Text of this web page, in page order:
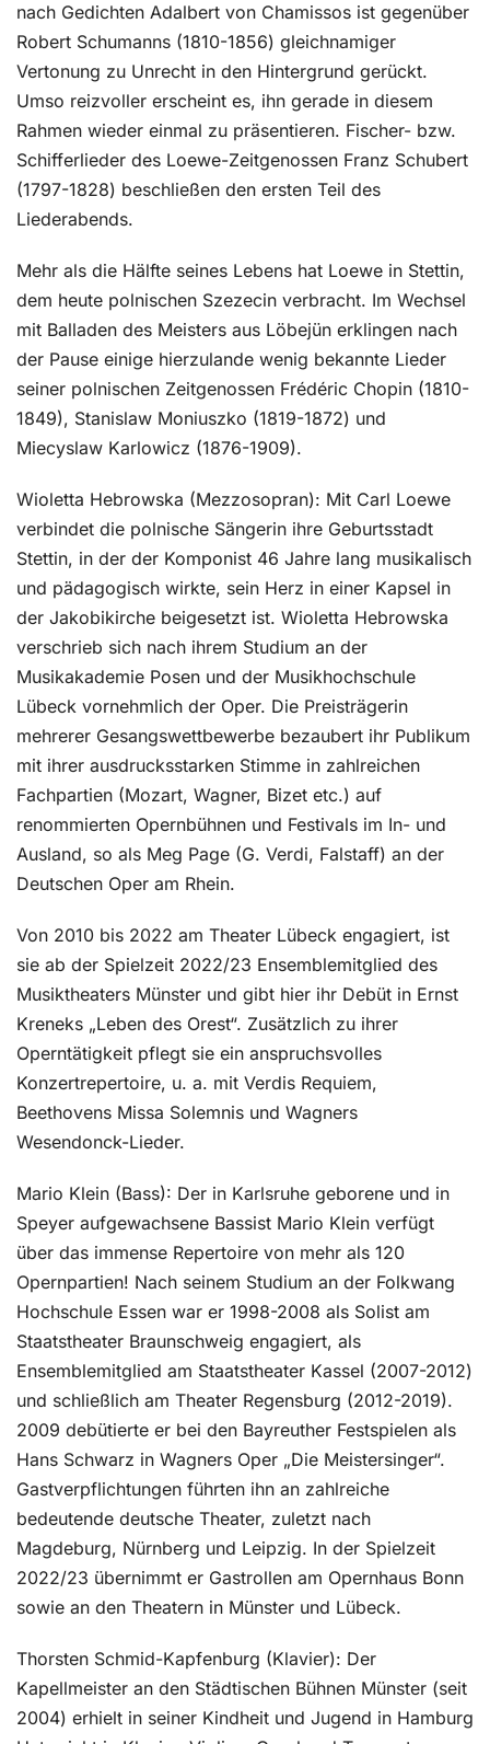
nach Gedichten Adalbert von Chamissos ist gegenüber
Robert Schumanns (1810-1856) gleichnamiger
Vertonung zu Unrecht in den Hintergrund gerückt.
Umso reizvoller erscheint es, ihn gerade in diesem
Rahmen wieder einmal zu präsentieren. Fischer- bzw.
Schifferlieder des Loewe-Zeitgenossen Franz Schubert
(1797-1828) beschließen den ersten Teil des
Liederabends.
Mehr als die Hälfte seines Lebens hat Loewe in Stettin,
dem heute polnischen Szezecin verbracht. Im Wechsel
mit Balladen des Meisters aus Löbejün erklingen nach
der Pause einige hierzulande wenig bekannte Lieder
seiner polnischen Zeitgenossen Frédéric Chopin (1810-
1849), Stanislaw Moniuszko (1819-1872) und
Miecyslaw Karlowicz (1876-1909).
Wioletta Hebrowska (Mezzosopran): Mit Carl Loewe
verbindet die polnische Sängerin ihre Geburtsstadt
Stettin, in der der Komponist 46 Jahre lang musikalisch
und pädagogisch wirkte, sein Herz in einer Kapsel in
der Jakobikirche beigesetzt ist. Wioletta Hebrowska
verschrieb sich nach ihrem Studium an der
Musikakademie Posen und der Musikhochschule
Lübeck vornehmlich der Oper. Die Preisträgerin
mehrerer Gesangswettbewerbe bezaubert ihr Publikum
mit ihrer ausdrucksstarken Stimme in zahlreichen
Fachpartien (Mozart, Wagner, Bizet etc.) auf
renommierten Opernbühnen und Festivals im In- und
Ausland, so als Meg Page (G. Verdi, Falstaff) an der
Deutschen Oper am Rhein.
Von 2010 bis 2022 am Theater Lübeck engagiert, ist
sie ab der Spielzeit 2022/23 Ensemblemitglied des
Musiktheaters Münster und gibt hier ihr Debüt in Ernst
Kreneks „Leben des Orest“. Zusätzlich zu ihrer
Operntätigkeit pflegt sie ein anspruchsvolles
Konzertrepertoire, u. a. mit Verdis Requiem,
Beethovens Missa Solemnis und Wagners
Wesendonck-Lieder.
Mario Klein (Bass): Der in Karlsruhe geborene und in
Speyer aufgewachsene Bassist Mario Klein verfügt
über das immense Repertoire von mehr als 120
Opernpartien! Nach seinem Studium an der Folkwang
Hochschule Essen war er 1998-2008 als Solist am
Staatstheater Braunschweig engagiert, als
Ensemblemitglied am Staatstheater Kassel (2007-2012)
und schließlich am Theater Regensburg (2012-2019).
2009 debütierte er bei den Bayreuther Festspielen als
Hans Schwarz in Wagners Oper „Die Meistersinger“.
Gastverpflichtungen führten ihn an zahlreiche
bedeutende deutsche Theater, zuletzt nach
Magdeburg, Nürnberg und Leipzig. In der Spielzeit
2022/23 übernimmt er Gastrollen am Opernhaus Bonn
sowie an den Theatern in Münster und Lübeck.
Thorsten Schmid-Kapfenburg (Klavier): Der
Kapellmeister an den Städtischen Bühnen Münster (seit
2004) erhielt in seiner Kindheit und Jugend in Hamburg